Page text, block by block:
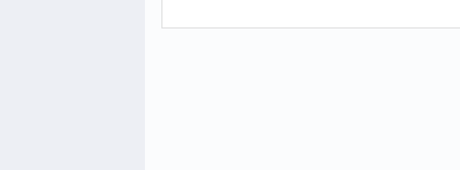
Squadra PG